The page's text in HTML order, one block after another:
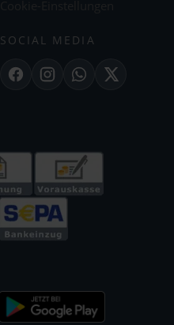
SOCIAL MEDIA
FacebookInstagramWhatsApp
X